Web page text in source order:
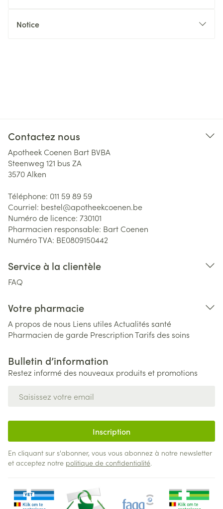
Notice
Contactez nous
Apotheek Coenen Bart BVBA
Steenweg 121 bus ZA
3570Alken
Téléphone: 011 59 89 59
Courriel: bestel@apotheekcoenen.be
Numéro de licence: 730101
Pharmacien responsable: Bart Coenen
Numéro TVA: BE0809150442
Service à la clientèle
FAQ
Votre pharmacie
A propos de nous Liens utiles Actualités santé
Pharmacien de garde PrescriptionTarifs des soins
Bulletin d’information
Restez informé des nouveaux produits et promotions
Inscription
En cliquant sur s'abonner, vous vous abonnez à notre newsletter
et acceptez notre politique de confidentialité.